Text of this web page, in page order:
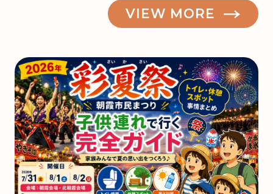
VIEW MORE